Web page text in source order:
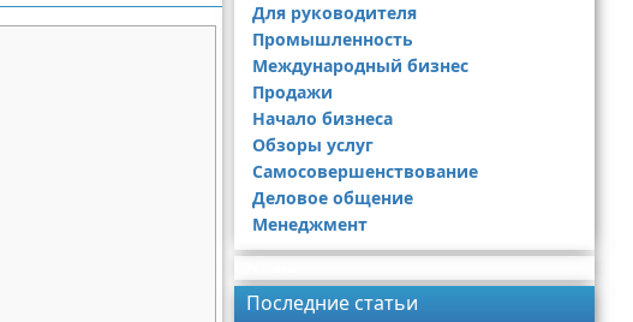
Для руководителя
Промышленность
Международный бизнес
Продажи
Начало бизнеса
Обзоры услуг
Самосовершенствование
Деловое общение
Менеджмент
Последние статьи